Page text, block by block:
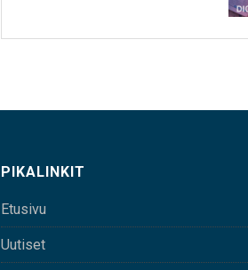
PIKALINKIT
Etusivu
Uutiset